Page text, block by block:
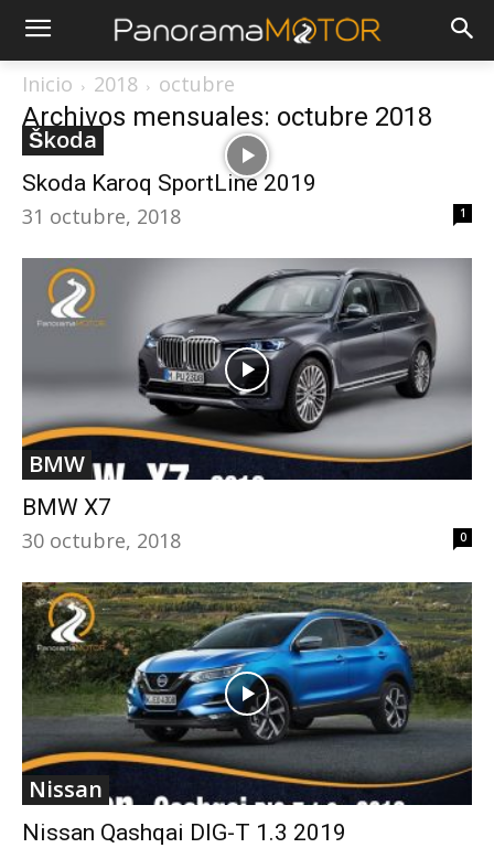
Inicio 2018 octubre
Archivos mensuales: octubre 2018
Škoda
Skoda Karoq SportLine 2019
31 octubre, 2018
1
BMW
BMW X7
30 octubre, 2018
0
Nissan
Nissan Qashqai DIG-T 1.3 2019